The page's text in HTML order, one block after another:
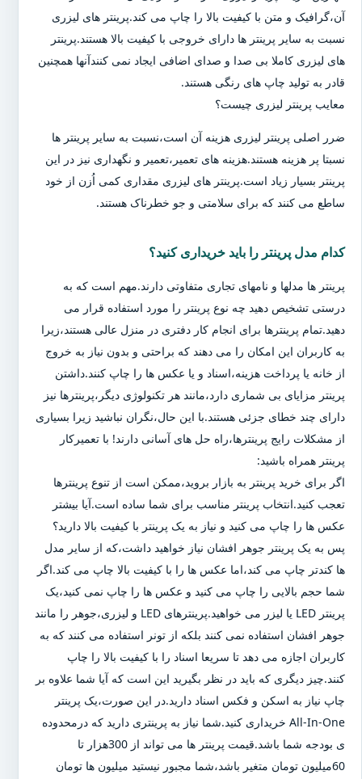
آن،گرافیک و متن با کیفیت بالا را چاپ می کند.پرینتر های لیزری
نسبت به سایر پرینتر ها دارای خروجی با کیفیت بالا هستند.پرینتر
های لیزری کاملا بی صدا و صدای اضافی ایجاد نمی کنندآنها همچنین
قادر به تولید چاپ های رنگی هستند.
معایب پرینتر لیزری چیست؟
ضرر اصلی پرینتر لیزری هزینه آن است،نسبت به سایر پرینتر ها
نسبتا پر هزینه هستند.هزینه های تعمیر،تعمیر و نگهداری نیز در این
پرینتر بسیار زیاد است.پرینتر های لیزری مقداری کمی اُزن از خود
ساطع می کنند که برای سلامتی و جو خطرناک هستند.
کدام مدل پرینتر را باید خریداری کنید؟
پرینتر ها مدلها و نامهای تجاری متفاوتی دارند.مهم است که به
درستی تشخیص دهید چه نوع پرینتر را مورد استفاده قرار می
دهید.تمام پرینترها برای انجام کار دفتری در منزل عالی هستند،زیرا
به کاربران این امکان را می دهند که براحتی و بدون نیاز به خروج
از خانه یا پرداخت هزینه،اسناد و یا عکس ها را چاپ کنند.داشتن
پرینتر مزایای بی شماری دارد،مانند هر تکنولوژی دیگر،پرینترها نیز
دارای چند خطای جزئی هستند.با این حال،نگران نباشید زیرا بسیاری
از مشکلات رایج پرینترها،راه حل های آسانی دارند! با تعمیرکار
پرینتر همراه باشید:
اگر برای خرید پرینتر به بازار بروید،ممکن است از تنوع پرینترها
تعجب کنید.انتخاب پرینتر مناسب برای شما ساده است.آیا بیشتر
عکس ها را چاپ می کنید و نیاز به یک پرینتر با کیفیت بالا دارید؟
پس به یک پرینتر جوهر افشان نیاز خواهید داشت،که از سایر مدل
ها کندتر چاپ می کند،اما عکس ها را با کیفیت بالا چاپ می کند.اگر
شما حجم بالایی را چاپ می کنید و عکس ها را چاپ نمی کنید،یک
پرینتر LED یا لیزر می خواهید.پرینترهای LED و لیزری،جوهر را مانند
جوهر افشان استفاده نمی کنند بلکه از تونر استفاده می کنند که به
کاربران اجازه می دهد تا سریعا اسناد را با کیفیت بالا را چاپ
کنند.چیز دیگری که باید در نظر بگیرید این است که آیا شما علاوه بر
چاپ نیاز به اسکن و فکس اسناد دارید.در این صورت،یک پرینتر
All-In-One خریداری کنید.شما نیاز به پرینتری دارید که درمحدوده
ی بودجه شما باشد.قیمت پرینتر ها می تواند از 300هزار تا
60میلیون تومان متغیر باشد،شما مجبور نیستید میلیون ها تومان